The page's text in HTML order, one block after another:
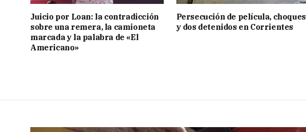
Juicio por Loan: la contradicción
sobre una remera, la camioneta
marcada y la palabra de «El
Americano»
Persecución de película, choques
y dos detenidos en Corrientes